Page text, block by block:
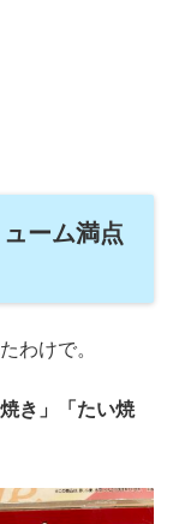
ーム満点
わけで。
焼き」「たい焼